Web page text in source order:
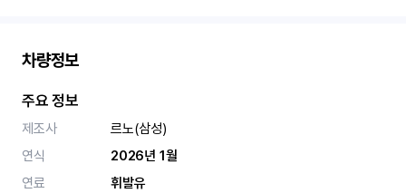
차량정보
주요 정보
제조사
르노(삼성)
연식
2026년 1월
연료
휘발유